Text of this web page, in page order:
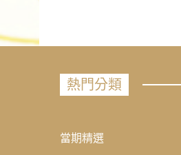
熱門分類
當期精選